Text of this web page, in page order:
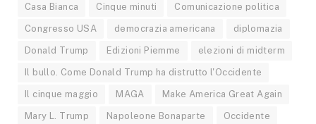
Casa Bianca Cinque minuti Comunicazione politica
Congresso USA democrazia americana diplomazia
Donald Trump Edizioni Piemme elezioni di midterm
Il bullo. Come Donald Trump ha distrutto l'Occidente
Il cinque maggio MAGA Make America Great Again
Mary L. Trump Napoleone Bonaparte Occidente